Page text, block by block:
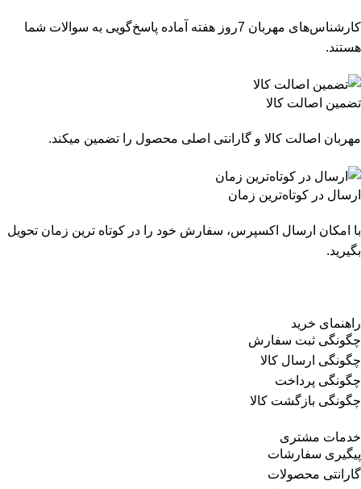
کارشناس‌های مهربان 7روز هفته آماده پاسخ‌گویی به سوالات شما
هستند.
تضمین اصالت کالا
مهربان اصالت کالا و گارانتی اصلی محصول را تضمین میکند.
ارسال در کوتاه‌ترین زمان
با امکان ارسال اکسپرس، سفارش خود را در کوتاه ترین زمان تحویل
بگیرید.
راهنمای خرید
چگونگی ثبت سفارش
چگونگی ارسال کالا
چگونگی پرداخت
چگونگی بازگشت کالا
خدمات مشتری
پیگیری سفارشات
گارانتی محصولات